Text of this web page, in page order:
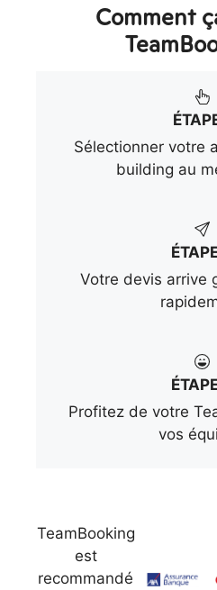
Comment
Sélectionner votre
building au
Votre devis arrive
Profitez de votre
vos
TeamBooking
est
recommandé